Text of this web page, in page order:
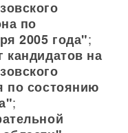
по
2005 года";
кандидатов на
по состоянию
;